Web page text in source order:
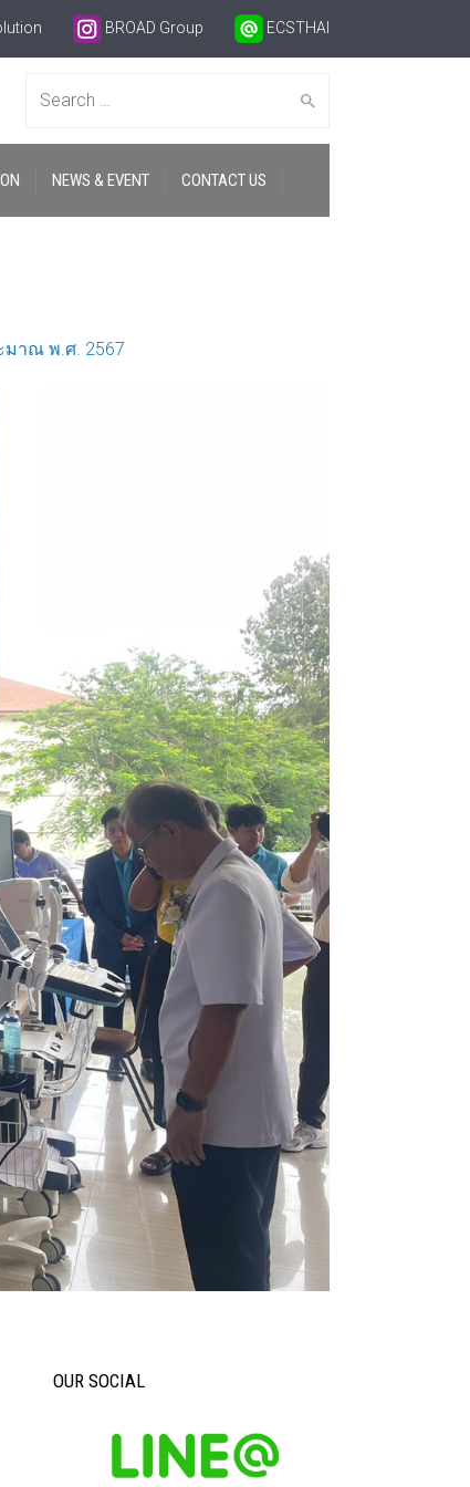
BROAD Group ECSTHAI
Search
NEWS & EVENT CONTACT US
มาณ พ.ศ. 2567
OUR SOCIAL